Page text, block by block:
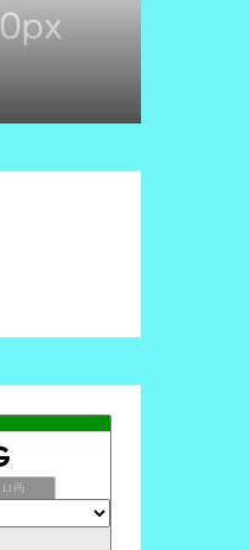
ロ画